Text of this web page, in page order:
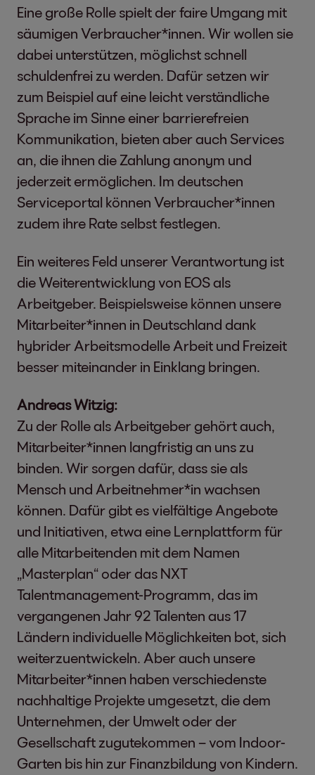
Eine große Rolle spielt der faire Umgang mit
säumigen Verbraucher*innen. Wir wollen sie
dabei unterstützen, möglichst schnell
schuldenfrei zu werden. Dafür setzen wir
zum Beispiel auf eine leicht verständliche
Sprache im Sinne einer barrierefreien
Kommunikation, bieten aber auch Services
an, die ihnen die Zahlung anonym und
jederzeit ermöglichen. Im deutschen
Serviceportal können Verbraucher*innen
zudem ihre Rate selbst festlegen.
Ein weiteres Feld unserer Verantwortung ist
die Weiterentwicklung von EOS als
Arbeitgeber. Beispielsweise können unsere
Mitarbeiter*innen in Deutschland dank
hybrider Arbeitsmodelle Arbeit und Freizeit
besser miteinander in Einklang bringen.
Andreas Witzig:
Zu der Rolle als Arbeitgeber gehört auch,
Mitarbeiter*innen langfristig an uns zu
binden. Wir sorgen dafür, dass sie als
Mensch und Arbeitnehmer*in wachsen
können. Dafür gibt es vielfältige Angebote
und Initiativen, etwa eine Lernplattform für
alle Mitarbeitenden mit dem Namen
„Masterplan“ oder das NXT
Talentmanagement-Programm, das im
vergangenen Jahr 92 Talenten aus 17
Ländern individuelle Möglichkeiten bot, sich
weiterzuentwickeln. Aber auch unsere
Mitarbeiter*innen haben verschiedenste
nachhaltige Projekte umgesetzt, die dem
Unternehmen, der Umwelt oder der
Gesellschaft zugutekommen – vom Indoor-
Garten bis hin zur Finanzbildung von Kindern.